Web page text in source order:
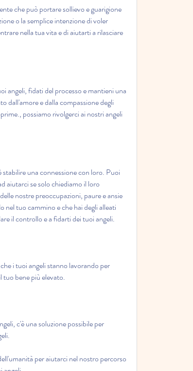
che può portare sollievo e guarigione
o la semplice intenzione di voler
nella tua vita e di aiutarti a rilasciare
angeli, fidati del processo e mantieni una
dall'amore e dalla compassione degli
possiamo rivolgerci ai nostri angeli
stabilire una connessione con loro. Puoi
aiutarci se solo chiediamo il loro
nostre preoccupazioni, paure e ansie
nel tuo cammino e che hai degli alleati
il controllo e a fidarti dei tuoi angeli.
i tuoi angeli stanno lavorando per
tuo bene più elevato.
c'è una soluzione possibile per
per aiutarci nel nostro percorso